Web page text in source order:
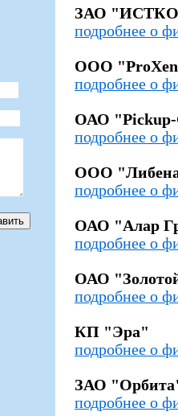
ЗАО
подробнее о
ООО
подробнее о
ОАО "Pickup-
подробнее о
ООО
подробнее о
ОАО "Алар
подробнее о
ОАО
подробнее о
КП "Эра"
подробнее о
ЗАО
подробнее о